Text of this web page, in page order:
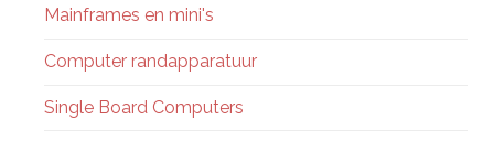
Mainframes en mini's
Computer randapparatuur
Single Board Computers